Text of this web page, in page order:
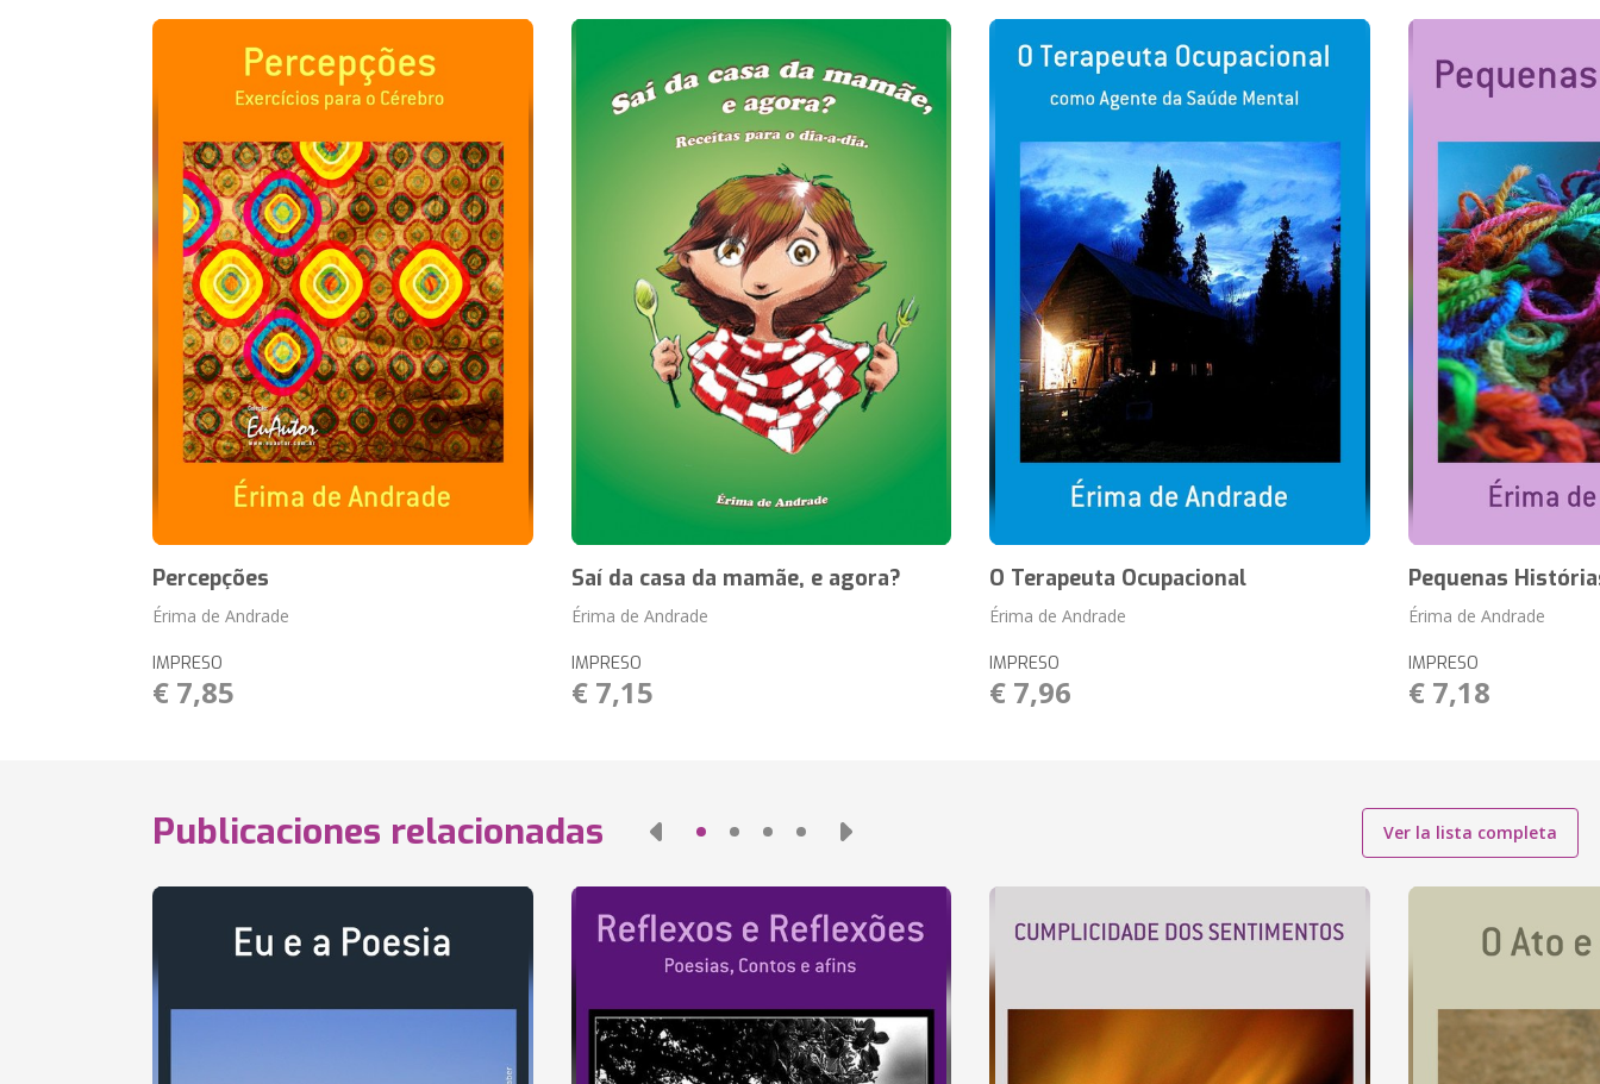
Percepções
Érima de Andrade
IMPRESO
€ 7,85
Saí da casa da mamãe, e agora?
Érima de Andrade
IMPRESO
€ 7,15
O Terapeuta Ocupacional
Érima de Andrade
IMPRESO
€ 7,96
Pequenas
Érima de Andrade
IMPRESO
€ 7,18
Publicaciones relacionadas Ver la lista completa